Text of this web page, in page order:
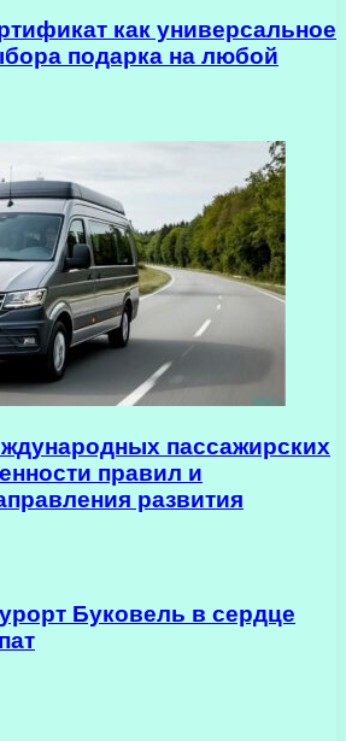
как универсальное
подарка на любой
пассажирских
правил и
развития
Буковель в сердце